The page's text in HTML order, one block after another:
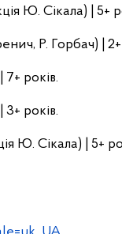
Ю. Сікала) | 5+
Р. Горбач) | 2+
років.
років.
Ю. Сікала) | 5+